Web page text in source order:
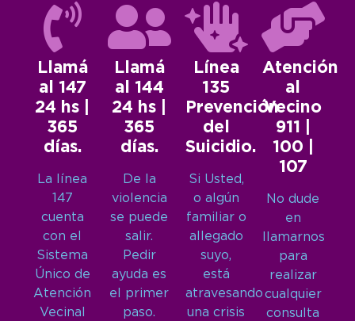
Llamá
al 147
24 hs |
365
días.
La línea
147
cuenta
con el
Sistema
Único de
Atención
Vecinal
Llamá
al 144
24 hs |
365
días.
De la
violencia
se puede
salir.
Pedir
ayuda es
el primer
paso.
Línea
135
Prevención
del
Suicidio.
Si Usted,
o algún
familiar o
allegado
suyo,
está
atravesando
una crisis
Atención
al
Vecino
911 |
100 |
107
No dude
en
llamarnos
para
realizar
cualquier
consulta